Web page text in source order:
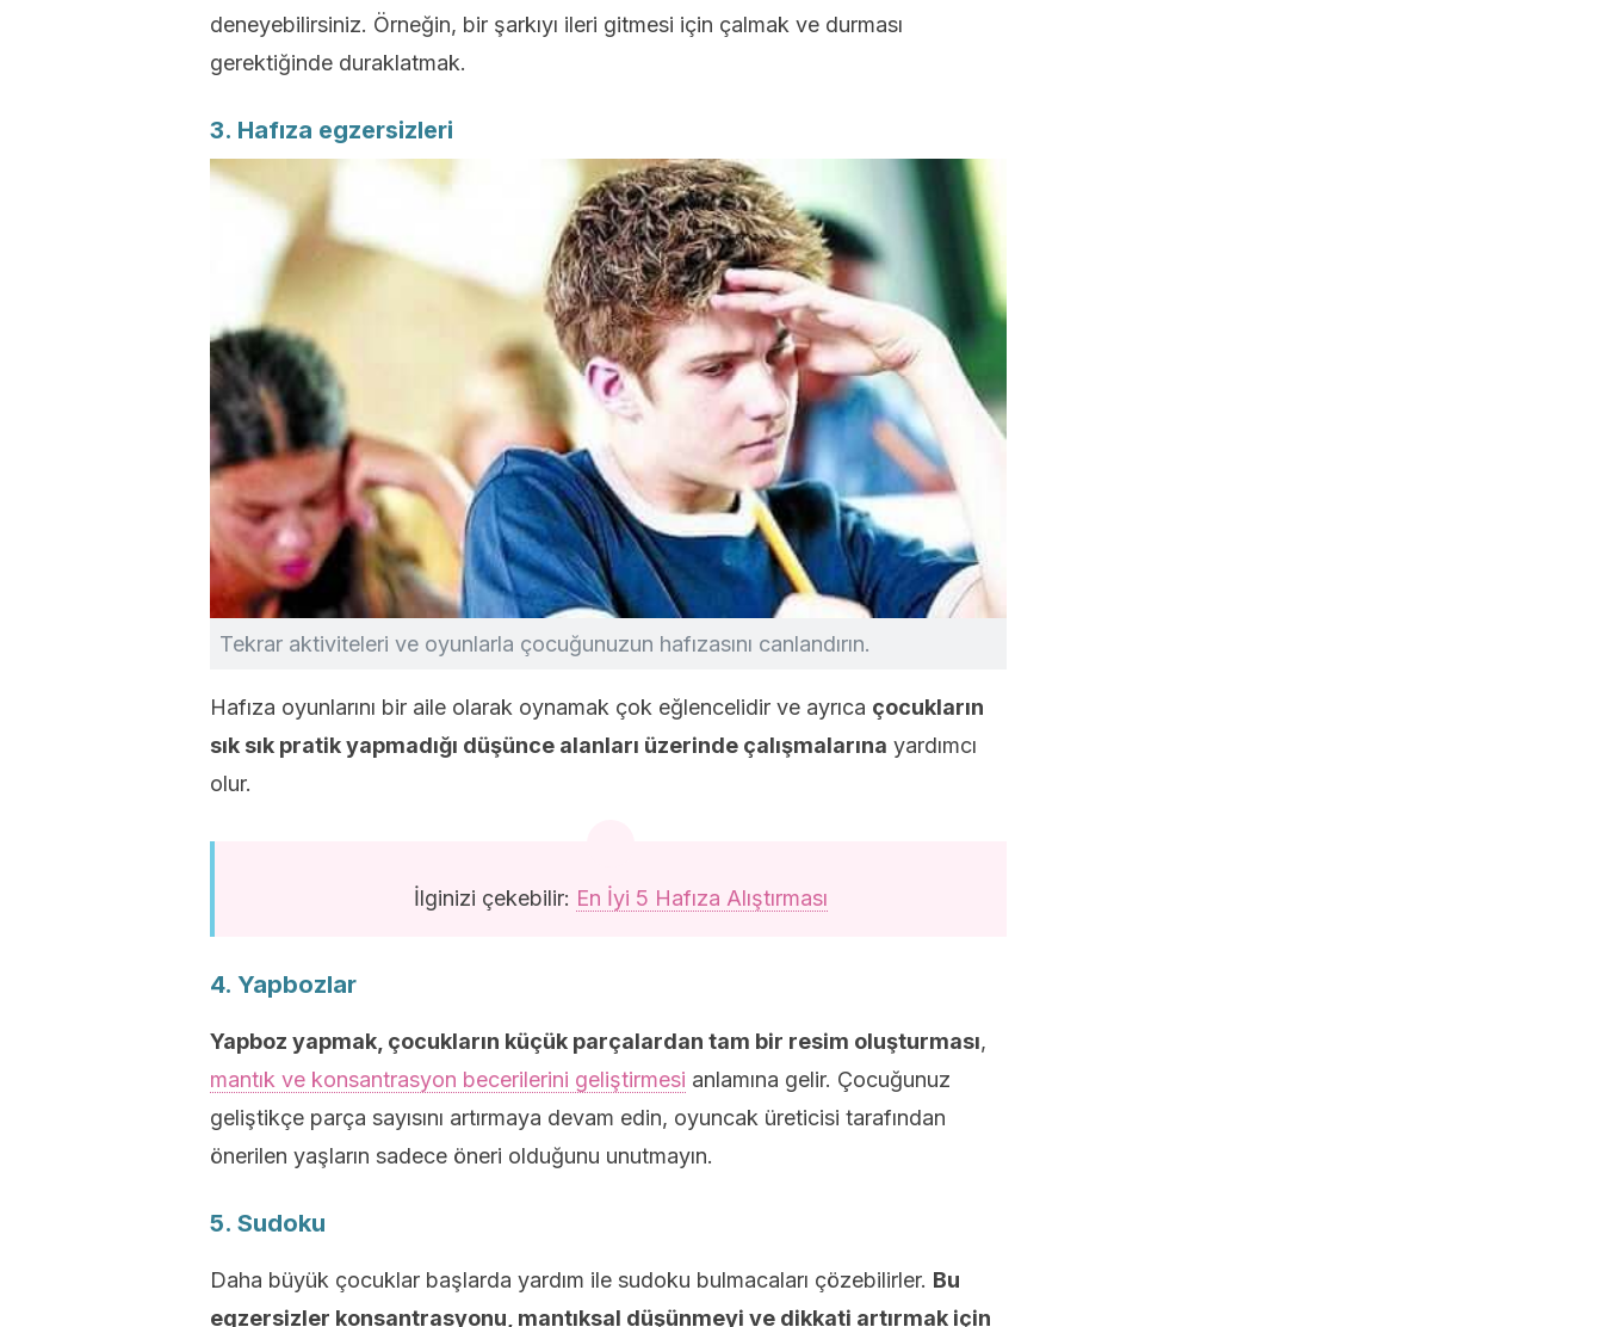
deneyebilirsiniz. Örneğin, bir şarkıyı ileri gitmesi için çalmak ve durması
gerektiğinde duraklatmak.
3. Hafıza egzersizleri
Tekrar aktiviteleri ve oyunlarla çocuğunuzun hafızasını canlandırın.
Hafıza oyunlarını bir aile olarak oynamak çok eğlencelidir ve ayrıca çocukların
sık sık pratik yapmadığı düşünce alanları üzerinde çalışmalarına yardımcı
olur.
İlginizi çekebilir: En İyi 5 Hafıza Alıştırması
4. Yapbozlar
Yapboz yapmak, çocukların küçük parçalardan tam bir resim oluşturması,
mantık ve konsantrasyon becerilerini geliştirmesi anlamına gelir. Çocuğunuz
geliştikçe parça sayısını artırmaya devam edin, oyuncak üreticisi tarafından
önerilen yaşların sadece öneri olduğunu unutmayın.
5. Sudoku
Daha büyük çocuklar başlarda yardım ile sudoku bulmacaları çözebilirler. Bu
egzersizler konsantrasyonu, mantıksal düşünmeyi ve dikkati artırmak için